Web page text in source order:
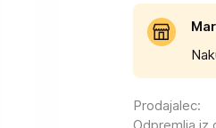
Prodajalec: